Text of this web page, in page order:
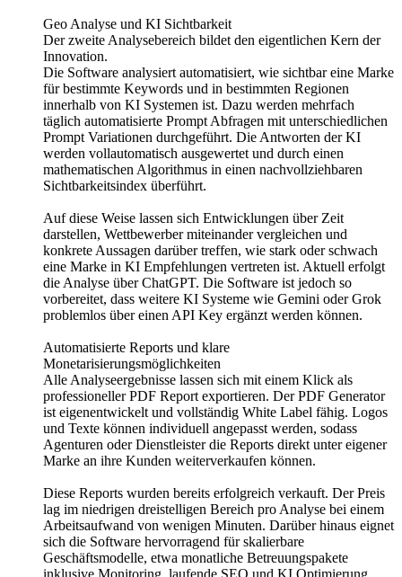
Geo Analyse und KI Sichtbarkeit
Der zweite Analysebereich bildet den eigentlichen Kern der
Innovation.
Die Software analysiert automatisiert, wie sichtbar eine Marke
für bestimmte Keywords und in bestimmten Regionen
innerhalb von KI Systemen ist. Dazu werden mehrfach
täglich automatisierte Prompt Abfragen mit unterschiedlichen
Prompt Variationen durchgeführt. Die Antworten der KI
werden vollautomatisch ausgewertet und durch einen
mathematischen Algorithmus in einen nachvollziehbaren
Sichtbarkeitsindex überführt.
Auf diese Weise lassen sich Entwicklungen über Zeit
darstellen, Wettbewerber miteinander vergleichen und
konkrete Aussagen darüber treffen, wie stark oder schwach
eine Marke in KI Empfehlungen vertreten ist. Aktuell erfolgt
die Analyse über ChatGPT. Die Software ist jedoch so
vorbereitet, dass weitere KI Systeme wie Gemini oder Grok
problemlos über einen API Key ergänzt werden können.
Automatisierte Reports und klare
Monetarisierungsmöglichkeiten
Alle Analyseergebnisse lassen sich mit einem Klick als
professioneller PDF Report exportieren. Der PDF Generator
ist eigenentwickelt und vollständig White Label fähig. Logos
und Texte können individuell angepasst werden, sodass
Agenturen oder Dienstleister die Reports direkt unter eigener
Marke an ihre Kunden weiterverkaufen können.
Diese Reports wurden bereits erfolgreich verkauft. Der Preis
lag im niedrigen dreistelligen Bereich pro Analyse bei einem
Arbeitsaufwand von wenigen Minuten. Darüber hinaus eignet
sich die Software hervorragend für skalierbare
Geschäftsmodelle, etwa monatliche Betreuungspakete
inklusive Monitoring, laufende SEO und KI Optimierung,